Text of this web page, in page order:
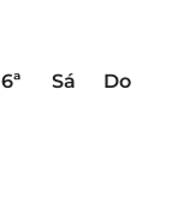
6ª Sá
Do